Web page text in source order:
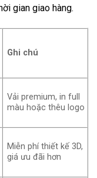
gian giao hàng.
Ghi chú
Vải premium, in full
màu hoặc thêu logo
Miễn phí thiết kế 3D,
giá ưu đãi hơn